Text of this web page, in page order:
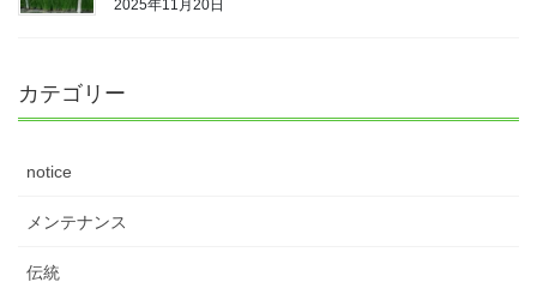
2025年11月20日
カテゴリー
notice
メンテナンス
伝統